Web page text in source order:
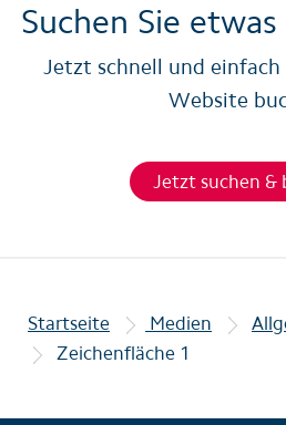
Suchen Sie
Jetzt schnell und
Website
Jetzt suchen &
Startseite Medien
Zeichenfläche 1